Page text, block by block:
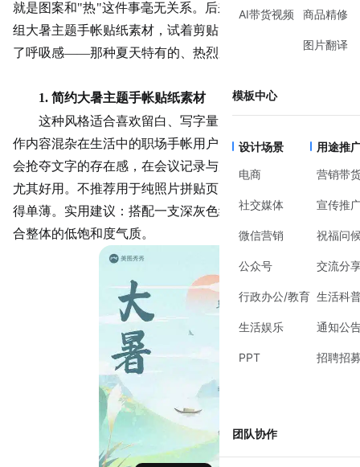
AI带货视频 商品精修
图片翻译
模板中心
设计场景
电商
社交媒体
微信营销
公众号
行政办公/教育
生活娱乐
PPT
用途推
营销带
宣传推
祝福问
交流分
生活科
通知公
招聘招
团队协作
就是图案和"热"这件事毫无关系。后来翻素材库时注意到几
组大暑主题手帐贴纸素材，试着剪贴了几张，页面忽然就有
了呼吸感——那种夏天特有的、热烈又带点慵懒的氛围。
1. 简约大暑主题手帐贴纸素材
这种风格适合喜欢留白、写字量大的记录者，尤其是工
作内容混杂在生活中的职场手帐用户。单色线条和淡色块不
会抢夺文字的存在感，在会议记录与周末计划并存的页面上
尤其好用。不推荐用于纯照片拼贴页，视觉重量不够容易显
得单薄。实用建议：搭配一支深灰色细笔书写，比纯黑更契
合整体的低饱和度气质。